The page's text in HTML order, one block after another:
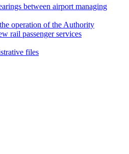
between airport managing
operation of the Authority
rail passenger services
files